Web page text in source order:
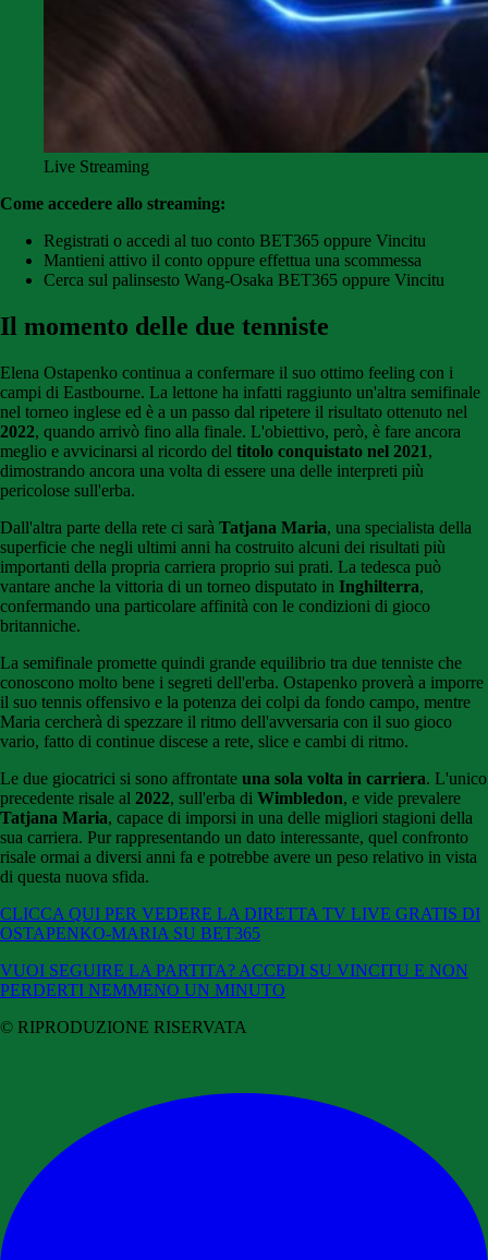
Live Streaming
Come accedere allo streaming:
Registrati o accedi al tuo conto BET365 oppure Vincitu
Mantieni attivo il conto oppure effettua una scommessa
Cerca sul palinsesto Wang-Osaka BET365 oppure Vincitu
Il momento delle due tenniste
Elena Ostapenko continua a confermare il suo ottimo feeling con i
campi di Eastbourne. La lettone ha infatti raggiunto un'altra semifinale
nel torneo inglese ed è a un passo dal ripetere il risultato ottenuto nel
2022, quando arrivò fino alla finale. L'obiettivo, però, è fare ancora
meglio e avvicinarsi al ricordo del titolo conquistato nel 2021,
dimostrando ancora una volta di essere una delle interpreti più
pericolose sull'erba.
Dall'altra parte della rete ci sarà Tatjana Maria, una specialista della
superficie che negli ultimi anni ha costruito alcuni dei risultati più
importanti della propria carriera proprio sui prati. La tedesca può
vantare anche la vittoria di un torneo disputato in Inghilterra,
confermando una particolare affinità con le condizioni di gioco
britanniche.
La semifinale promette quindi grande equilibrio tra due tenniste che
conoscono molto bene i segreti dell'erba. Ostapenko proverà a imporre
il suo tennis offensivo e la potenza dei colpi da fondo campo, mentre
Maria cercherà di spezzare il ritmo dell'avversaria con il suo gioco
vario, fatto di continue discese a rete, slice e cambi di ritmo.
Le due giocatrici si sono affrontate una sola volta in carriera. L'unico
precedente risale al 2022, sull'erba di Wimbledon, e vide prevalere
Tatjana Maria, capace di imporsi in una delle migliori stagioni della
sua carriera. Pur rappresentando un dato interessante, quel confronto
risale ormai a diversi anni fa e potrebbe avere un peso relativo in vista
di questa nuova sfida.
CLICCA QUI PER VEDERE LA DIRETTA TV LIVE GRATIS DI
OSTAPENKO-MARIA SU BET365
VUOI SEGUIRE LA PARTITA? ACCEDI SU VINCITU E NON
PERDERTI NEMMENO UN MINUTO
© RIPRODUZIONE RISERVATA